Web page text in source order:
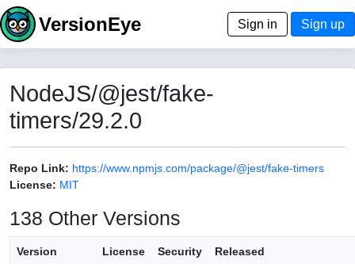
VersionEye Sign in Sign up
NodeJS/@jest/fake-
timers/29.2.0
Repo Link: https://www.npmjs.com/package/@jest/fake-timers
License: MIT
138 Other Versions
Version License Security Released